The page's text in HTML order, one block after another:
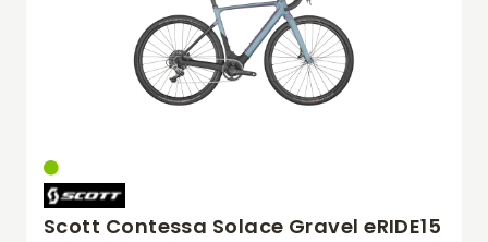
Scott Contessa Solace Gravel eRIDE15